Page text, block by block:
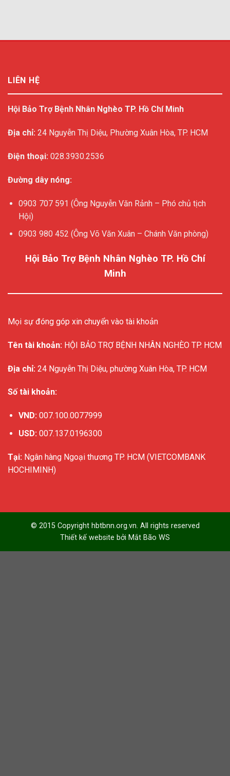
LIÊN HỆ
Hội Bảo Trợ Bệnh Nhân Nghèo TP. Hồ Chí Minh
Địa chỉ: 24 Nguyễn Thị Diệu, Phường Xuân Hòa, TP. HCM
Điện thoại: 028.3930.2536
Đường dây nóng:
0903 707 591 (Ông Nguyễn Văn Rảnh – Phó chủ tịch
Hội)
0903 980 452 (Ông Võ Văn Xuân – Chánh Văn phòng)
Hội Bảo Trợ Bệnh Nhân Nghèo TP. Hồ Chí
Minh
Mọi sự đóng góp xin chuyển vào tài khoản
Tên tài khoản: HỘI BẢO TRỢ BỆNH NHÂN NGHÈO TP. HCM
Địa chỉ: 24 Nguyễn Thị Diệu, phường Xuân Hòa, TP. HCM
Số tài khoản:
VND: 007.100.0077999
USD: 007.137.0196300
Tại: Ngân hàng Ngoại thương TP. HCM (VIETCOMBANK
HOCHIMINH)
© 2015 Copyright hbtbnn.org.vn. All rights reserved
Thiết kế website bởi Mắt Bão WS